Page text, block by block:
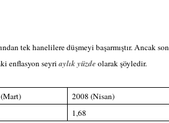
tek hanelilere düşmeyi başarmıştır. Ancak son
enflasyon seyriaylık yüzdeolarak şöyledir.
2008 (Nisan)
1,68